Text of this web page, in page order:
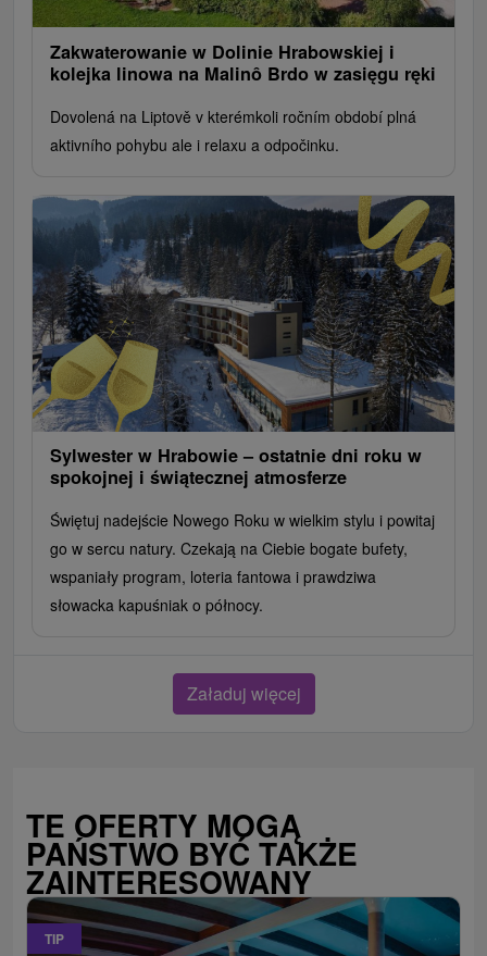
Zakwaterowanie w Dolinie Hrabowskiej i
kolejka linowa na Malinô Brdo w zasięgu ręki
Dovolená na Liptově v kterémkoli ročním období plná
aktivního pohybu ale i relaxu a odpočinku.
Sylwester w Hrabowie – ostatnie dni roku w
spokojnej i świątecznej atmosferze
Świętuj nadejście Nowego Roku w wielkim stylu i powitaj
go w sercu natury. Czekają na Ciebie bogate bufety,
wspaniały program, loteria fantowa i prawdziwa
słowacka kapuśniak o północy.
Załaduj więcej
TE OFERTY MOGĄ
PAŃSTWO BYĆ TAKŻE
ZAINTERESOWANY
TIP